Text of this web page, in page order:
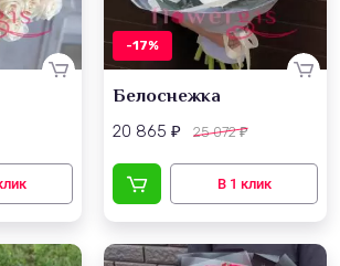
-17%
Белоснежка
20 865 ₽ 25 072₽